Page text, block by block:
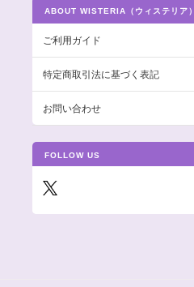
ABOUT WISTERIA（ウィステリア）
ご利用ガイド
特定商取引法に基づく表記
お問い合わせ
FOLLOW US